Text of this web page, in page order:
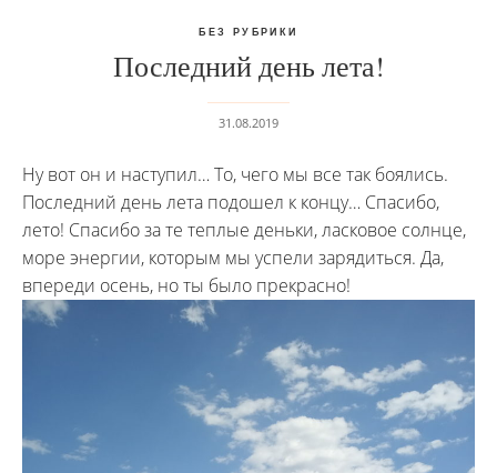
БЕЗ РУБРИКИ
Последний день лета!
31.08.2019
Ну вот он и наступил… То, чего мы все так боялись.
Последний день лета подошел к концу… Спасибо,
лето! Спасибо за те теплые деньки, ласковое солнце,
море энергии, которым мы успели зарядиться. Да,
впереди осень, но ты было прекрасно!